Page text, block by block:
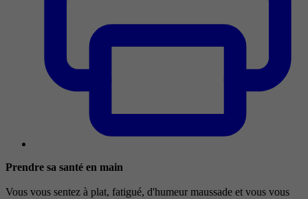
Prendre sa santé en main
Vous vous sentez à plat, fatigué, d'humeur maussade et vous vous